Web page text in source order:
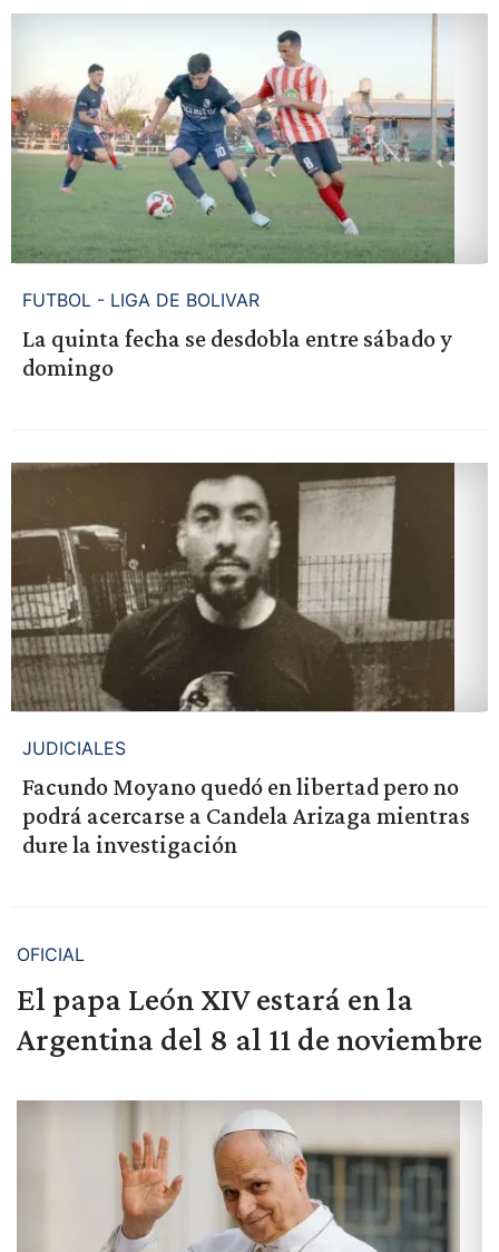
FUTBOL - LIGA DE BOLIVAR
La quinta fecha se desdobla entre sábado y
domingo
JUDICIALES
Facundo Moyano quedó en libertad pero no
podrá acercarse a Candela Arizaga mientras
dure la investigación
OFICIAL
El papa León XIV estará en la
Argentina del 8 al 11 de noviembre